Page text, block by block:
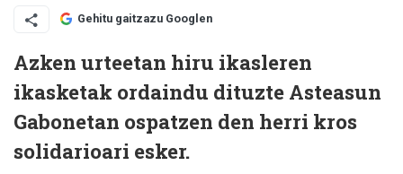
Gehitu gaitzazu Googlen
Azken urteetan hiru ikasleren
ikasketak ordaindu dituzte Asteasun
Gabonetan ospatzen den herri kros
solidarioari esker.